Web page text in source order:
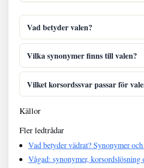
Vad betyder valen?
Vilka synonymer finns till valen?
Vilket korsordssvar passar för
Källor
Fler ledtrådar
Vad betyder vädrat? Synonymer
Vågad: synonymer,